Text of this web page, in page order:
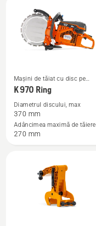
Vezi
mai
detalii
despre
K 970
Mașini de tăiat cu disc pe
benzină
K 970 Ring
Diametrul discului, max
370 mm
Adâncimea maximă de tăiere
270 mm